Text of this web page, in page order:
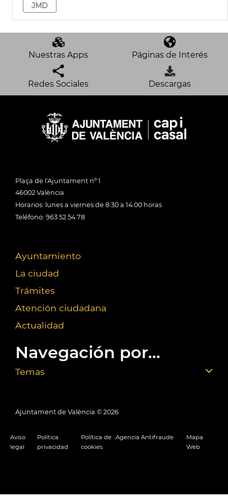
JMD
Nuestras Apps Páginas de Interés
Redes Sociales Descargas
Plaça de l'Ajuntament nº 1
46002 València
Horarios: lunes a viernes de 8:30 a 14:00 horas
Teléfono: 963 52 54 78
Ayuntamiento
La ciudad
Trámites
Atención ciudadana
Actualidad
Navegación por...
Temas
Ajuntament de València © 2026
Aviso
legal
Política
privacidad
Política de
cookies
Agencia Antifraude
Mapa
Web